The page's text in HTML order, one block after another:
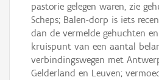
pastorie gelegen waren, zie
Scheps; Balen-dorp is iets
dan de vermelde gehuchten
kruispunt van een aantal
verbindingswegen met
Gelderland en Leuven;